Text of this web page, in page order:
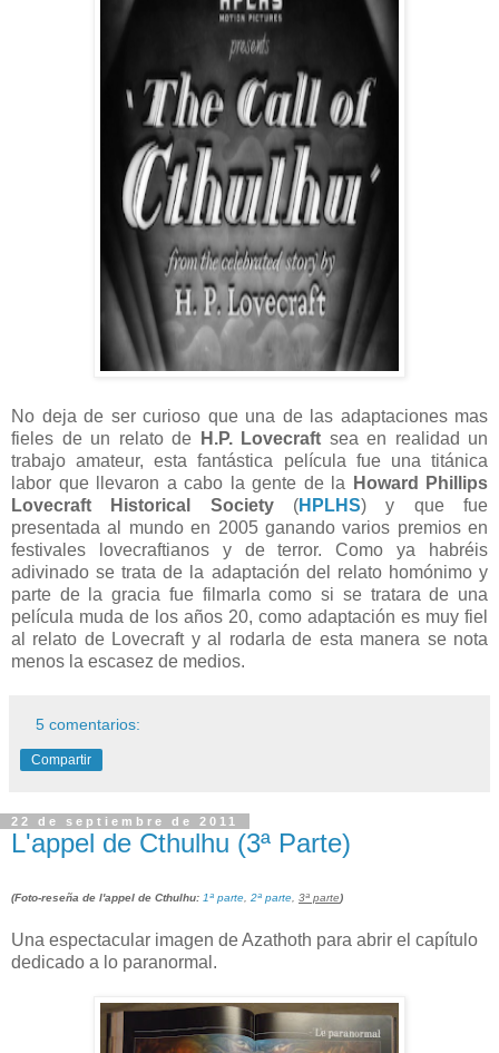
No deja de ser curioso que una de las adaptaciones mas
fieles de un relato de
H.P. Lovecraft sea en realidad un
trabajo amateur, esta fantástica película fue una titánica
labor que llevaron a cabo la gente de la
Howard Phillips
Lovecraft Historical Society(HPLHS) y que fue
presentada al mundo en 2005 ganando varios premios en
festivales lovecraftianos y de terror. Como ya habréis
adivinado se trata de la adaptación del relato homónimo y
parte de la gracia fue filmarla como si se tratara de una
película muda de los años 20, como adaptación es muy fiel
al relato de Lovecraft y al rodarla de esta manera se nota
menos la escasez de medios.
5 comentarios:
Compartir
22 de septiembre de 2011
L'appel de Cthulhu (3ª Parte)
(Foto-reseña de l'appel de Cthulhu: 1ª parte, 2ª parte, 3ª parte)
Una espectacular imagen de Azathoth para abrir el capítulo
dedicado a lo paranormal.